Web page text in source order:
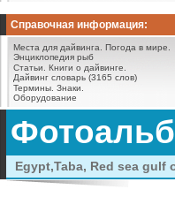
Справочная информация:
Места для дайвинга.
Погода в мире.
Энциклопедия рыб
Статьи.
Книги о дайвинге.
Дайвинг словарь (3165 слов)
Термины. Знаки.
Оборудование
Egypt,Taba, Red sea gulf